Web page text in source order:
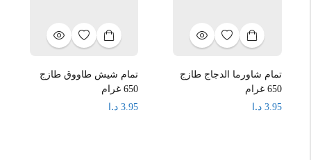
تمام شاورما الدجاج طازج
650 غرام
3.95 د.ا
تمام شيش طاووق طازج
650 غرام
3.95 د.ا